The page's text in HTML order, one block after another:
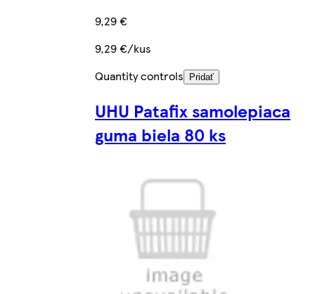
9,29 €
9,29 €/kus
Quantity controls
Pridať
UHU Patafix samolepiaca
guma biela 80 ks